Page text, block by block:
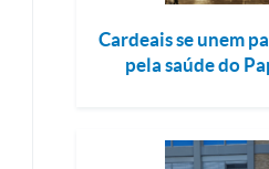
Cardeais se unem
pela saúde do